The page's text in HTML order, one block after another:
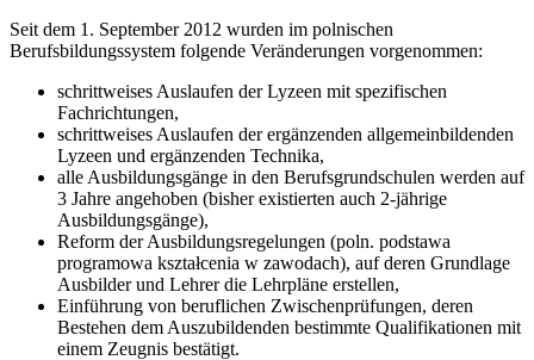
Seit dem 1. September 2012 wurden im polnischen
Berufsbildungssystem folgende Veränderungen vorgenommen:
schrittweises Auslaufen der Lyzeen mit spezifischen
Fachrichtungen,
schrittweises Auslaufen der ergänzenden allgemeinbildenden
Lyzeen und ergänzenden Technika,
alle Ausbildungsgänge in den Berufsgrundschulen werden auf
3 Jahre angehoben (bisher existierten auch 2-jährige
Ausbildungsgänge),
Reform der Ausbildungsregelungen (poln. podstawa
programowa kształcenia w zawodach), auf deren Grundlage
Ausbilder und Lehrer die Lehrpläne erstellen,
Einführung von beruflichen Zwischenprüfungen, deren
Bestehen dem Auszubildenden bestimmte Qualifikationen mit
einem Zeugnis bestätigt.